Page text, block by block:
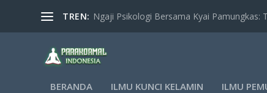
TREN: Ngaji Psikologi Bersama Kyai Pamungkas:
BERANDA ILMU KUNCI KELAMIN ILMU